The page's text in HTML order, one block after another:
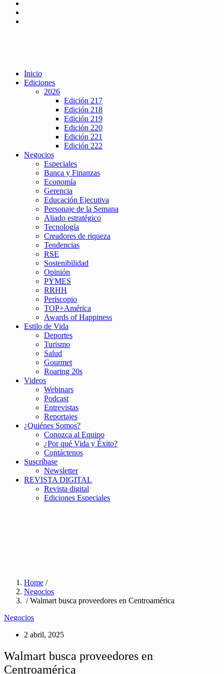
Inicio
Ediciones
2026
Edición 217
Edición 218
Edición 219
Edición 220
Edición 221
Edición 222
Negocios
Especiales
Banca y Finanzas
Economía
Gerencia
Educación Ejecutiva
Personaje de la Semana
Aliado estratégico
Tecnología
Creadores de riqueza
Tendencias
RSE
Sostenibilidad
Opinión
PYMES
RRHH
Periscopio
TOP+América
Awards of Happiness
Estilo de Vida
Deportes
Turismo
Salud
Gourmet
Roaring 20s
Videos
Webinars
Podcast
Entrevistas
Reportajes
¿Quiénes Somos?
Conozca al Equipo
¿Por qué Vida y Éxito?
Contáctenos
Suscríbase
Newsletter
REVISTA DIGITAL
Revista digital
Ediciones Especiales
Home /
Negocios
/ Walmart busca proveedores en Centroamérica
Negocios
2 abril, 2025
Walmart busca proveedores en
Centroamérica